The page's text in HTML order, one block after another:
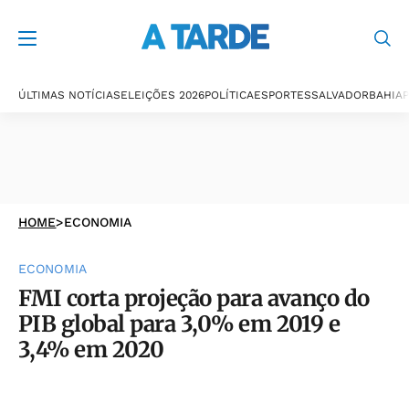
ÚLTIMAS NOTÍCIASELEIÇÕES 2026POLÍTICAESPORTESSALVADORBAHIA
HOME>ECONOMIA
ECONOMIA
FMI corta projeção para avanço do
PIB global para 3,0% em 2019 e
3,4% em 2020